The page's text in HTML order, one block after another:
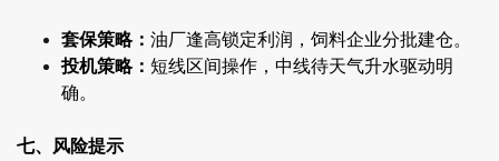
套保策略： 油厂逢高锁定利润，饲料企业分批建仓。
投机策略： 短线区间操作，中线待天气升水驱动明
确。
七、风险提示